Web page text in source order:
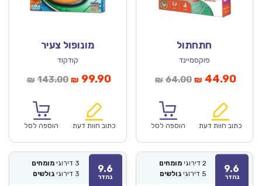
חתחתול
פוקסמיינד
₪ 64.00המחיר
₪64.00.
₪ 44.90
כתוב חוות דעת הוספה לסל
מונופול צעיר
קודקוד
₪ 143.00המחיר
היה:
₪143.00.
₪ 99.90המחיר
₪99.90.
כתוב חוות דעת הוספה לסל
9.6
נהדר
2 דירוגי מומחים
5 דירוגי גולשים 9.6
נהדר
3 דירוגי מומחים
3 דירוגי גולשים